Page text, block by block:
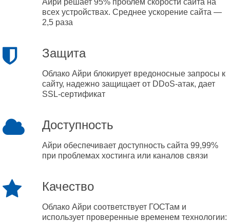
Айри решает 95% проблем скорости сайта на
всех устройствах. Среднее ускорение сайта —
2,5 раза
Защита
Облако Айри блокирует вредоносные запросы к
сайту, надежно защищает от DDoS-атак, дает
SSL-сертификат
Доступность
Айри обеспечивает доступность сайта 99,99%
при проблемах хостинга или каналов связи
Качество
Облако Айри соответствует ГОСТам и
использует проверенные временем технологии: